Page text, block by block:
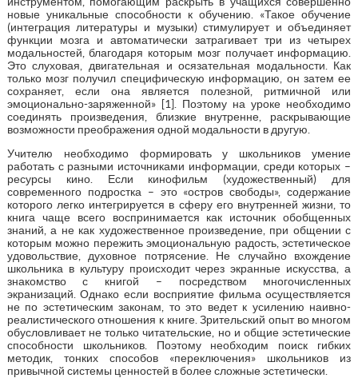
новые уникальные способности к обучению. «Такое обучение
(интеграция литературы и музыки) стимулирует и объединяет
функции мозга и автоматически затрагивает три из четырех
модальностей, благодаря которым мозг получает информацию.
Это слуховая, двигательная и осязательная модальности. Как
только мозг получил специфическую информацию, он затем ее
сохраняет, если она является полезной, ритмичной или
эмоционально-заряженной» [1]. Поэтому на уроке необходимо
соединять произведения, близкие внутренне, раскрывающие
возможности преображения одной модальности в другую.
Учителю необходимо формировать у школьников умение
работать с разными источниками информации, среди которых –
ресурсы кино. Если кинофильм (художественный) для
современного подростка – это «остров свободы», содержание
которого легко интегрируется в сферу его внутренней жизни, то
книга чаще всего воспринимается как источник обобщенных
знаний, а не как художественное произведение, при общении с
которым можно пережить эмоциональную радость, эстетическое
удовольствие, духовное потрясение. Не случайно вхождение
школьника в культуру происходит через экранные искусства, а
знакомство с книгой – посредством многочисленных
экранизаций. Однако если восприятие фильма осуществляется
не по эстетическим законам, то это ведет к усилению наивно-
реалистического отношения к книге. Зрительский опыт во многом
обусловливает не только читательские, но и общие эстетические
способности школьников. Поэтому необходим поиск гибких
методик, тонких способов «переключения» школьников из
привычной системы ценностей в более сложные эстетически.